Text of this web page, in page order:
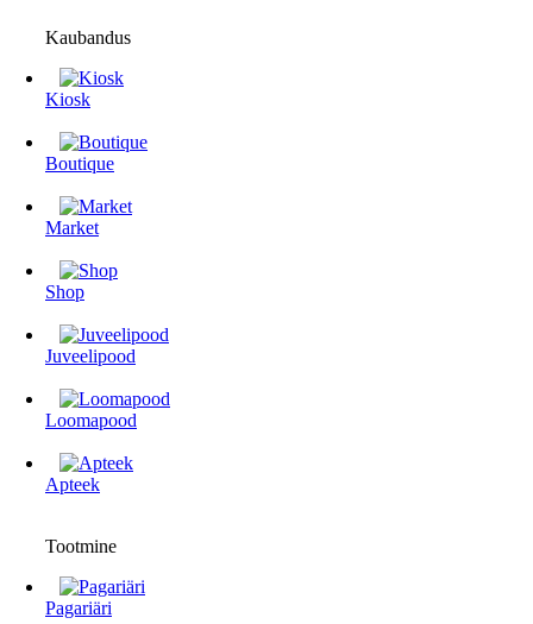
Kaubandus
Kiosk
Boutique
Market
Shop
Juveelipood
Loomapood
Apteek
Tootmine
Pagariäri